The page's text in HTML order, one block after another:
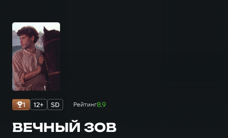
1 12+ SD Рейтинг8.9
ВЕЧНЫЙ ЗОВ